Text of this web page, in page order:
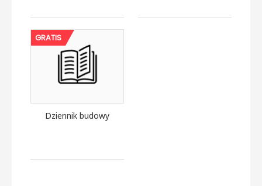
GRATIS
Dziennik budowy